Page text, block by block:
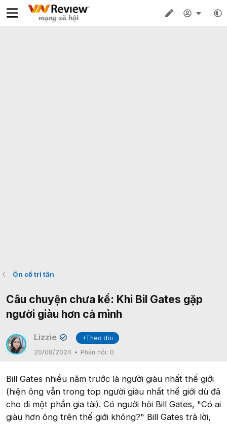
Ôn cố tri tân
Câu chuyện chưa kể: Khi Bil Gates gặp
người giàu hơn cả mình
Lizzie ✔
+Theo dõi
20/08/2024
Phản hồi: 0
Bill Gates nhiều năm trước là người giàu nhất thế giới
(hiện ông vẫn trong top người giàu nhất thế giới dù đã
cho đi một phần gia tài). Có người hỏi Bill Gates, "Có ai
giàu hơn ông trên thế giới không?" Bill Gates trả lời,